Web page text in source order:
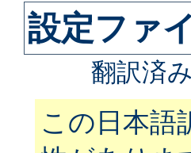
設定ファ
翻訳済
この日本語